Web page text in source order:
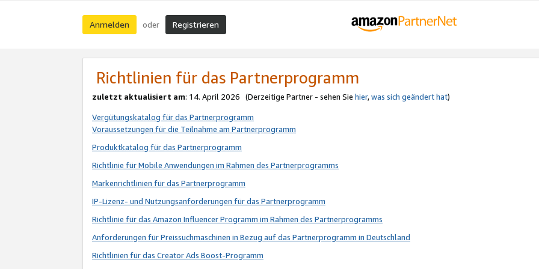
Anmelden oder Registrieren
Richtlinien für das Partnerprogramm
zuletzt aktualisiert am: 14. April 2026 (Derzeitige Partner - sehen Sie hier,was sich geändert hat)
Vergütungskatalog für das Partnerprogramm
Voraussetzungen für die Teilnahme am Partnerprogramm
Produktkatalog für das Partnerprogramm
Richtlinie für Mobile Anwendungen im Rahmen des Partnerprogramms
Markenrichtlinien für das Partnerprogramm
IP-Lizenz- und Nutzungsanforderungen für das Partnerprogramm
Richtlinie für das Amazon Influencer Programm im Rahmen des Partnerprogramms
Anforderungen für Preissuchmaschinen in Bezug auf das Partnerprogramm in Deutschland
Richtlinien für das Creator Ads Boost-Programm